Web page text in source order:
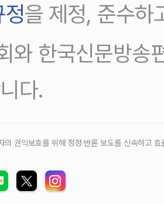
을 제정, 준수하
와 한국신문방송
다.
의 권익보호를 위해 정정‧반론 보도를 신속하고